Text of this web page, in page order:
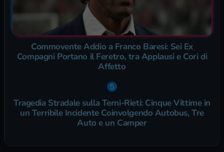
Commovente Addio a Franco Baresi: Sei Ex
Compagni Portano il Feretro, tra Applausi e Cori di
Affetto
Tragedia Stradale sulla Terni-Rieti: Cinque Vittime in
un Terribile Incidente Coinvolgendo Autobus, Tre
Auto e un Camper